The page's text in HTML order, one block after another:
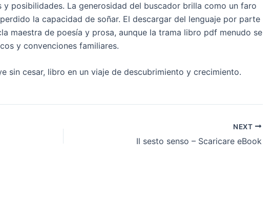
y posibilidades. La generosidad del buscador brilla como un faro
la capacidad de soñar. El descargar del lenguaje por parte
maestra de poesía y prosa, aunque la trama libro pdf menudo se
y convenciones familiares.
sin cesar, libro en un viaje de descubrimiento y crecimiento.
NEXT
Il sesto senso – Scaricare eBook